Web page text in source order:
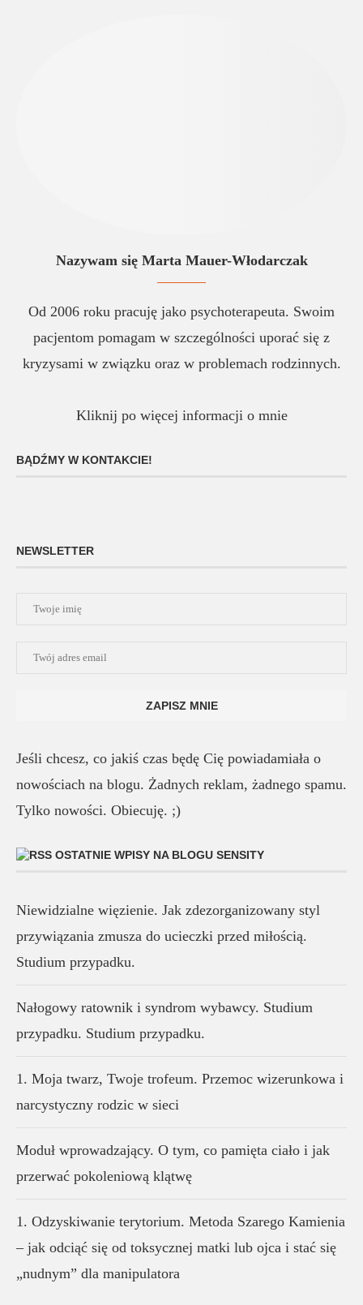
Nazywam się Marta Mauer-Włodarczak
Od 2006 roku pracuję jako psychoterapeuta. Swoim
pacjentom pomagam w szczególności uporać się z
kryzysami w związku oraz w problemach rodzinnych.
Kliknij po więcej informacji o mnie
BĄDŹMY W KONTAKCIE!
NEWSLETTER
Jeśli chcesz, co jakiś czas będę Cię powiadamiała o
nowościach na blogu. Żadnych reklam, żadnego spamu.
Tylko nowości. Obiecuję. ;)
OSTATNIE WPISY NA BLOGU SENSITY
Niewidzialne więzienie. Jak zdezorganizowany styl
przywiązania zmusza do ucieczki przed miłością.
Studium przypadku.
Nałogowy ratownik i syndrom wybawcy. Studium
przypadku. Studium przypadku.
1. Moja twarz, Twoje trofeum. Przemoc wizerunkowa i
narcystyczny rodzic w sieci
Moduł wprowadzający. O tym, co pamięta ciało i jak
przerwać pokoleniową klątwę
1. Odzyskiwanie terytorium. Metoda Szarego Kamienia
– jak odciąć się od toksycznej matki lub ojca i stać się
„nudnym” dla manipulatora